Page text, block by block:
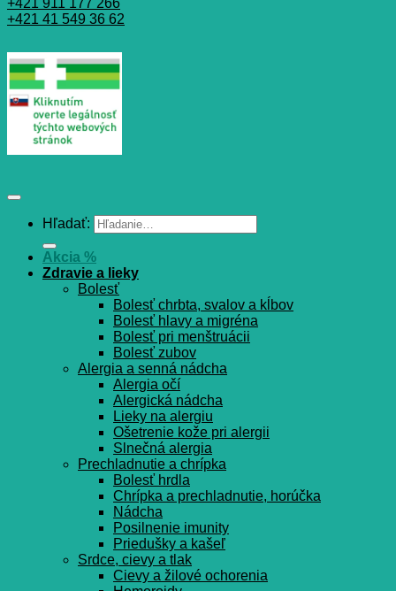
+421 911 177 266
+421 41 549 36 62
Hľadať:
Akcia %
Zdravie a lieky
Bolesť
Bolesť chrbta, svalov a kĺbov
Bolesť hlavy a migréna
Bolesť pri menštruácii
Bolesť zubov
Alergia a senná nádcha
Alergia očí
Alergická nádcha
Lieky na alergiu
Ošetrenie kože pri alergii
Slnečná alergia
Prechladnutie a chrípka
Bolesť hrdla
Chrípka a prechladnutie, horúčka
Nádcha
Posilnenie imunity
Priedušky a kašeľ
Srdce, cievy a tlak
Cievy a žilové ochorenia